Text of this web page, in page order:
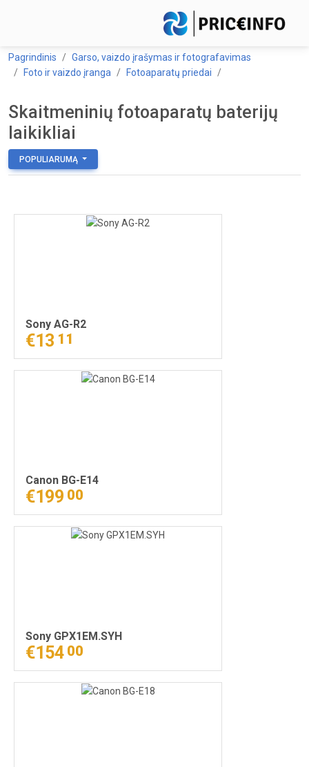
Pagrindinis
Garso, vaizdo įrašymas ir fotografavimas
Foto ir vaizdo įranga
Fotoaparatų priedai
Skaitmeninių fotoaparatų baterijų
laikikliai
POPULIARUMĄ
Sony AG-R2
€13 11
Canon BG-E14
€199 00
Sony GPX1EM.SYH
€154 00